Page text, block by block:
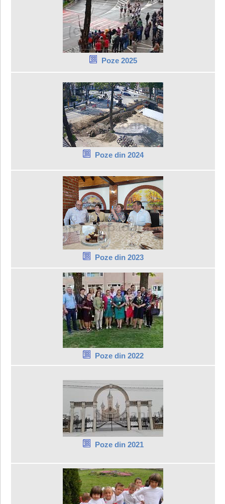
Poze 2025
Poze din 2024
Poze din 2023
Poze din 2022
Poze din 2021